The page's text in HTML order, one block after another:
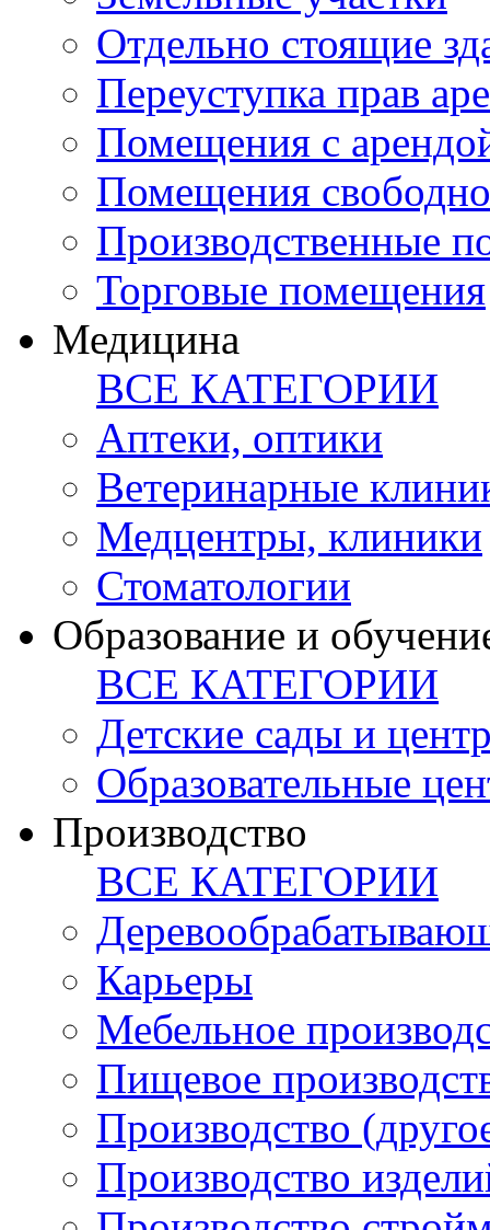
Отдельно стоящие
Переуступка прав
Помещения с
Помещения
Производственные
Торговые помещения
Медицина
ВСЕ КАТЕГОРИИ
Аптеки, оптики
Ветеринарные
Медцентры, клиники
Стоматологии
Образование и
ВСЕ КАТЕГОРИИ
Детские сады и
Образовательные
Производство
ВСЕ КАТЕГОРИИ
Карьеры
Мебельное
Пищевое
Производство
Производство